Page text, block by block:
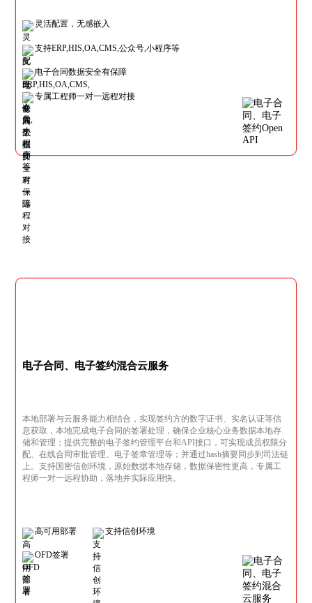
灵活配置，无感嵌入
支持ERP,HIS,OA,CMS,公众号,小程序等
电子合同数据安全有保障
专属工程师一对一远程对接
电子合同、电子签约混合云服务
本地部署与云服务能力相结合，实现签约方的数字证书、实名认证等信
息获取，本地完成电子合同的签署处理，确保企业核心业务数据本地存
储和管理；提供完整的电子签约管理平台和API接口，可实现成员权限分
配、在线合同审批管理、电子签章管理等；并通过hash摘要同步到司法链
上。支持国密信创环境，原始数据本地存储，数据保密性更高，专属工
程师一对一远程协助，落地并实际应用快。
高可用部署 支持信创环境
OFD签署